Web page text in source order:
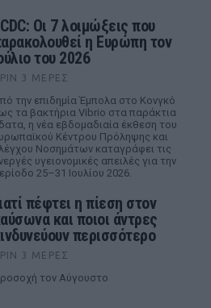
Οι 7 λοιμώξεις που
η Ευρώπη τον
του 2026
3 ΜΈΡΕΣ
την επιδημία Έμπολα στο Κονγκό
τα βακτήρια Vibrio στα παράκτια
η νέα εβδομαδιαία έκθεση του
Κέντρου Πρόληψης και
Νοσημάτων καταγράφει τις
υγειονομικές απειλές για την
25–31 Ιουλίου 2026.
πέφτει η πίεση στον
και ποιοι άντρες
περισσότερο
3 ΜΈΡΕΣ
τον Αύγουστο